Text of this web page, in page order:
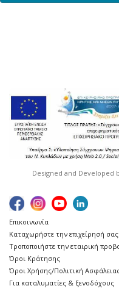
Designed and Developed
Επικοινωνία
Καταχωρήστε την επιχείρησή σας
Τροποποιήστε την εταιρική
Όροι Κράτησης
Όροι Χρήσης/Πολιτική
Για καταλυματίες & ξενοδόχους